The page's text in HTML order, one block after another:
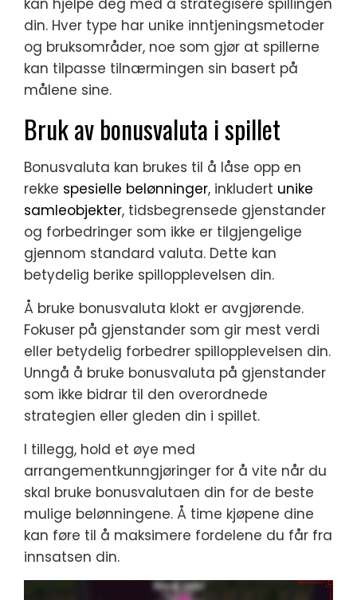
din. Hver type har unike inntjeningsmetoder
og bruksområder, noe som gjør at spillerne
kan tilpasse tilnærmingen sin basert på
målene sine.
Bruk av bonusvaluta i spillet
Bonusvaluta kan brukes til å låse opp en
rekke spesielle belønninger, inkludert unike
samleobjekter, tidsbegrensede gjenstander
og forbedringer som ikke er tilgjengelige
gjennom standard valuta. Dette kan
betydelig berike spillopplevelsen din.
Å bruke bonusvaluta klokt er avgjørende.
Fokuser på gjenstander som gir mest verdi
eller betydelig forbedrer spillopplevelsen din.
Unngå å bruke bonusvaluta på gjenstander
som ikke bidrar til den overordnede
strategien eller gleden din i spillet.
I tillegg, hold et øye med
arrangementkunngjøringer for å vite når du
skal bruke bonusvalutaen din for de beste
mulige belønningene. Å time kjøpene dine
kan føre til å maksimere fordelene du får fra
innsatsen din.